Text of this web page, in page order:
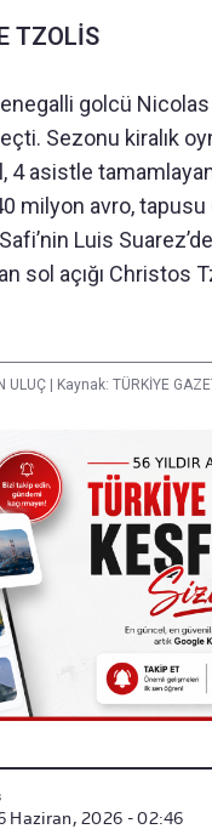
TZOLİS
golcü
Sezonu kiralık
4 asistle
milyon avro, tapusu
Luis
sol açığı Christos
ULUÇ Kaynak: TÜRKİYE
Haziran, 2026 - 02:46